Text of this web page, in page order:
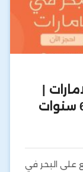
|
استثمر اليوم، وادفع على 6 سنوات
على البحر في